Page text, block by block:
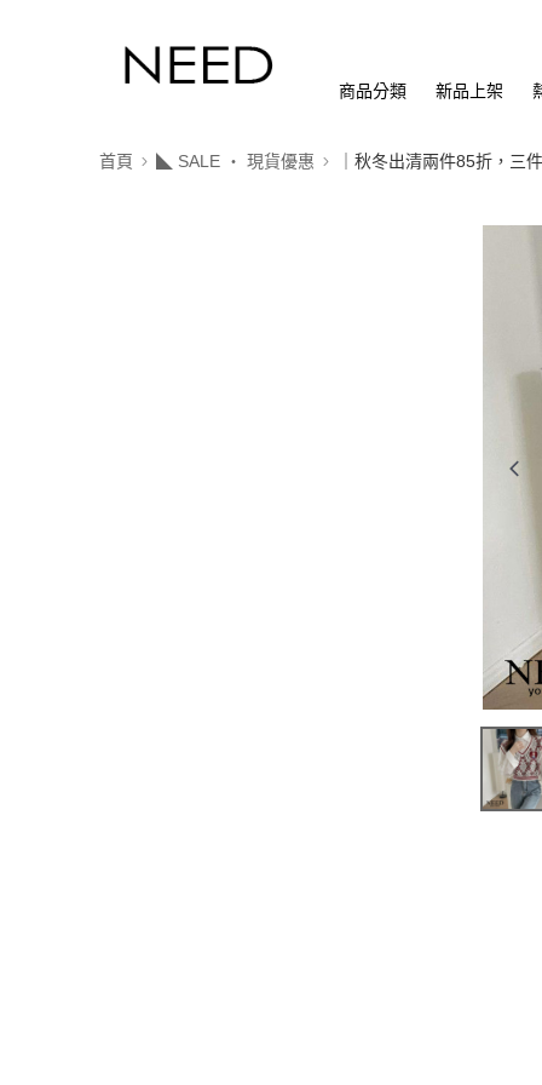
商品分類 新品上架
首頁 ◣ SALE ‧ 現貨優惠 ｜秋冬出清兩件85折，三